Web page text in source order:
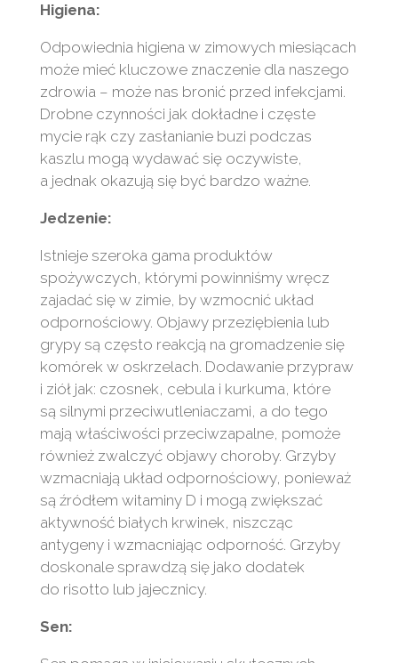
Higiena:
Odpowiednia higiena w zimowych miesiącach
może mieć kluczowe znaczenie dla naszego
zdrowia – może nas bronić przed infekcjami.
Drobne czynności jak dokładne i częste
mycie rąk czy zasłanianie buzi podczas
kaszlu mogą wydawać się oczywiste,
a jednak okazują się być bardzo ważne.
Jedzenie:
Istnieje szeroka gama produktów
spożywczych, którymi powinniśmy wręcz
zajadać się w zimie, by wzmocnić układ
odpornościowy. Objawy przeziębienia lub
grypy są często reakcją na gromadzenie się
komórek w oskrzelach. Dodawanie przypraw
i ziół jak: czosnek, cebula i kurkuma, które
są silnymi przeciwutleniaczami, a do tego
mają właściwości przeciwzapalne, pomoże
również zwalczyć objawy choroby. Grzyby
wzmacniają układ odpornościowy, ponieważ
są źródłem witaminy D i mogą zwiększać
aktywność białych krwinek, niszcząc
antygeny i wzmacniając odporność. Grzyby
doskonale sprawdzą się jako dodatek
do risotto lub jajecznicy.
Sen: